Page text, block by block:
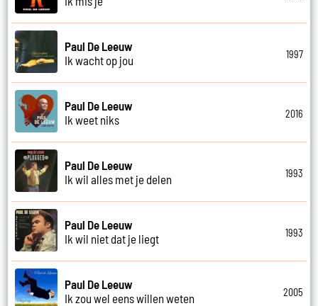
Paul De Leeuw
Ik wacht op jou
1997
Paul De Leeuw
Ik weet niks
2016
Paul De Leeuw
Ik wil alles met je delen
1993
Paul De Leeuw
Ik wil niet dat je liegt
1993
Paul De Leeuw
Ik zou wel eens willen weten
2005